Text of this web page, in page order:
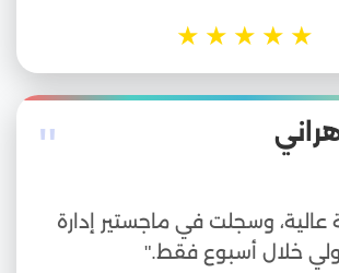
★
★
★
★
★
"
وسجلت في ماجستير إدارة
خلال أسبوع فقط."